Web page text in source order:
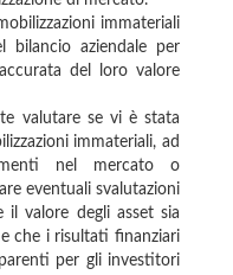
immateriali
bilancio aziendale per
del loro valore
valutare se vi è stata
immateriali, ad
nel mercato o
eventuali svalutazioni
il valore degli asset sia
che i risultati finanziari
per gli investitori